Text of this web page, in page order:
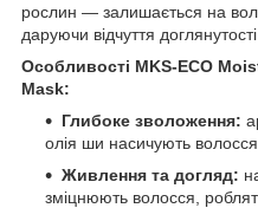
рослин — залишається на
даруючи відчуття доглянутості
Особливості MKS-ECO
Mask:
Глибоке зволоження:
олія ши насичують
Живлення та догляд:
зміцнюють волосся,